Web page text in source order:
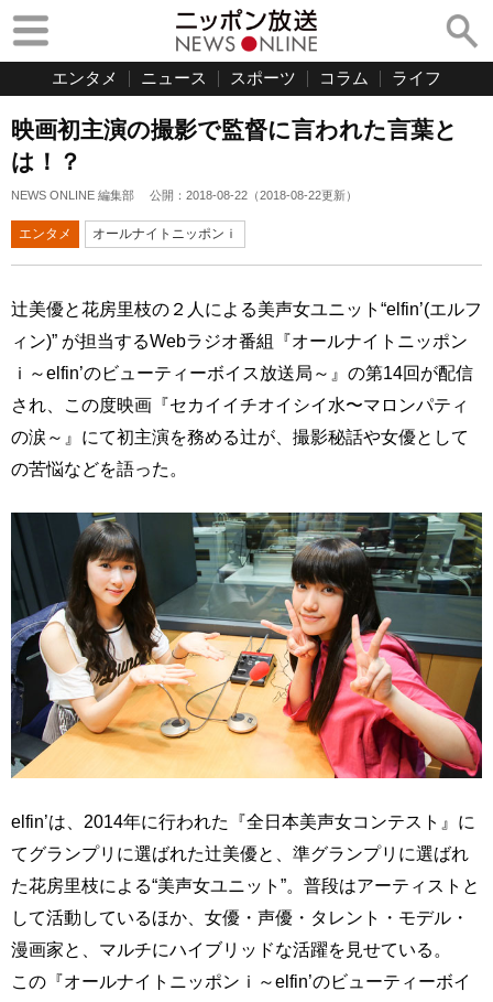
エンタメ ニュース スポーツ コラム ライフ
映画初主演の撮影で監督に言われた言葉と
は！？
NEWS ONLINE 編集部 公開： 2018-08-22 （2018-08-22更新）
エンタメ オールナイトニッポンｉ
辻美優と花房里枝の２人による美声女ユニット“elfin’(エルフ
ィン)” が担当するWebラジオ番組『オールナイトニッポン
ｉ～elfin’のビューティーボイス放送局～』の第14回が配信
され、この度映画『セカイイチオイシイ水〜マロンパティ
の涙～』にて初主演を務める辻が、撮影秘話や女優として
の苦悩などを語った。
elfin’は、2014年に行われた『全日本美声女コンテスト』に
てグランプリに選ばれた辻美優と、準グランプリに選ばれ
た花房里枝による“美声女ユニット”。普段はアーティストと
して活動しているほか、女優・声優・タレント・モデル・
漫画家と、マルチにハイブリッドな活躍を見せている。
この『オールナイトニッポンｉ～elfin’のビューティーボイ